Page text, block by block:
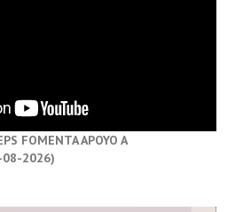
FOMENTA APOYO A
08-2026)